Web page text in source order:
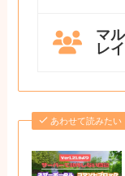
マ
レイ
あわせて読みたい